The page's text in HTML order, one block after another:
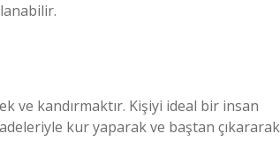
ve kandırmaktır. Kişiyi ideal bir insan
kur yaparak ve baştan çıkararak